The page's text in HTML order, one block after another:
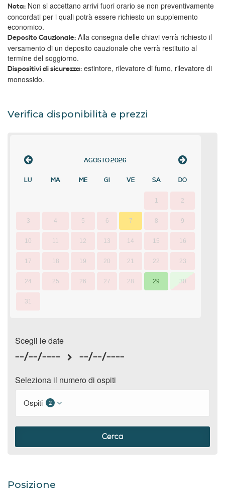
Nota: Non si accettano arrivi fuori orario se non preventivamente
concordati per i quali potrà essere richiesto un supplemento
economico.
Deposito Cauzionale: Alla consegna delle chiavi verrà richiesto il
versamento di un deposito cauzionale che verrà restituito al
termine del soggiorno.
Dispositivi di sicurezza: estintore, rilevatore di fumo, rilevatore di
monossido.
Verifica disponibilità e prezzi
AGOSTO2026
LU MA ME GI VE SA DO
1 2
3 4 5 6 7 8 9
10 11 12 13 14 15 16
17 18 19 20 21 22 23
24 25 26 27 28 29 30
31
Scegli le date
--/--/---- --/--/----
Seleziona il numero di ospiti
Ospiti 2
Cerca
Posizione